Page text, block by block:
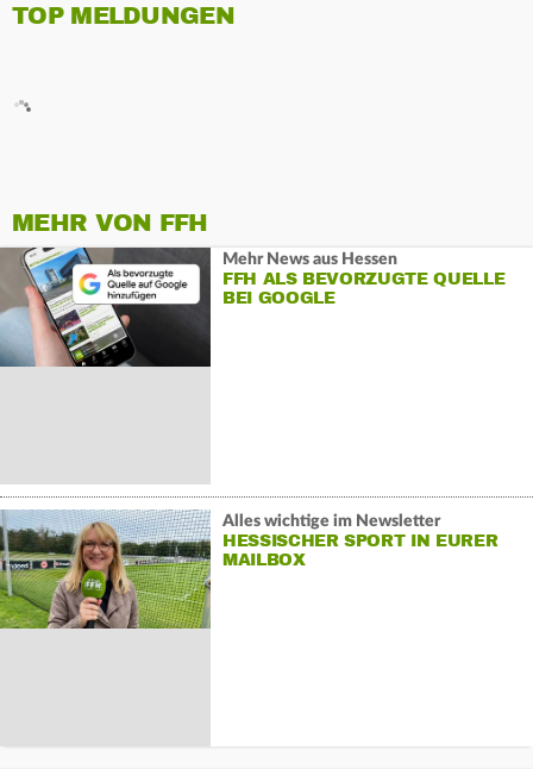
TOP MELDUNGEN
MEHR VON FFH
Mehr News aus Hessen
FFH ALS BEVORZUGTE QUELLE
BEI GOOGLE
Alles wichtige im Newsletter
HESSISCHER SPORT IN EURER
MAILBOX